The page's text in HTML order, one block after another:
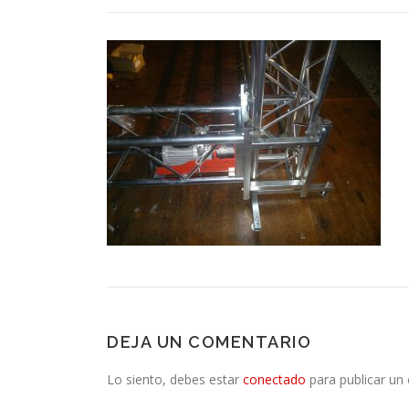
DEJA UN COMENTARIO
Lo siento, debes estar conectado para publicar un